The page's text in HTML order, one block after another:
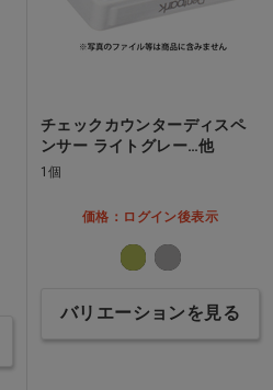
チェックカウンターディスペ
ンサー ライトグレー…他
1個
価格：ログイン後表示
バリエーションを見る